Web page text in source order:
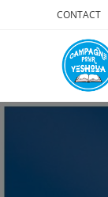
CONTACT